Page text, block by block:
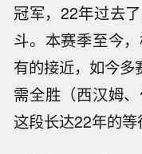
冠军，22年过去
斗。本赛季至今
有的接近，如今
需全胜（西汉姆
这段长达22年的等